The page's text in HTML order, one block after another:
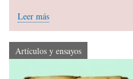
Leer más
Artículos y ensayos